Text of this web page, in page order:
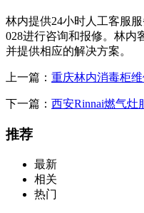
林内提供24小时人工客服
028进行咨询和报修。林内
并提供相应的解决方案。
上一篇： 重庆林内消毒柜
下一篇： 西安Rinnai燃气灶
推荐
最新
相关
热门